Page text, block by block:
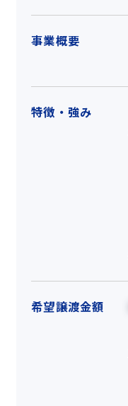
事業概要
特徴・強み
希望譲渡金額